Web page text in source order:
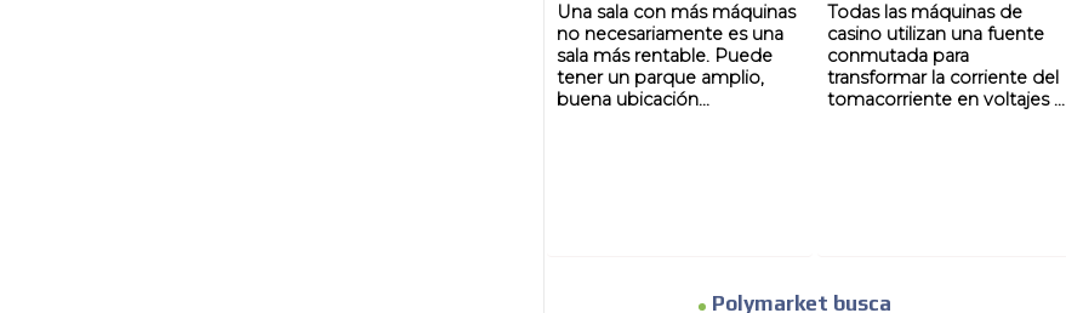
Una sala con más máquinas
no necesariamente es una
sala más rentable. Puede
tener un parque amplio,
buena ubicación...
Todas las máquinas de
casino utilizan una fuente
conmutada para
transformar la corriente del
tomacorriente en voltajes ...
Polymarket busca